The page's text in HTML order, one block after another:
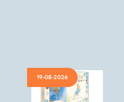
19-08-2026